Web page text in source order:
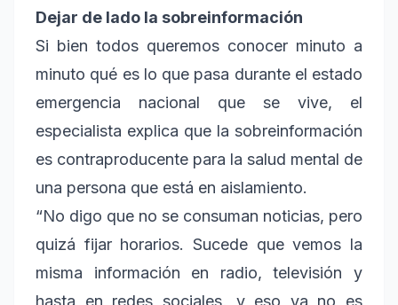
Dejar de lado la sobreinformación
Si bien todos queremos conocer minuto a
minuto qué es lo que pasa durante el estado
emergencia nacional que se vive, el
especialista explica que la sobreinformación
es contraproducente para la salud mental de
una persona que está en aislamiento.
“No digo que no se consuman noticias, pero
quizá fijar horarios. Sucede que vemos la
misma información en radio, televisión y